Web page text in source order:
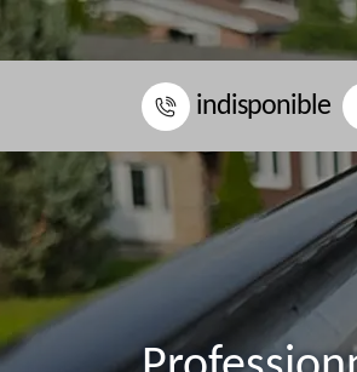
indisponible